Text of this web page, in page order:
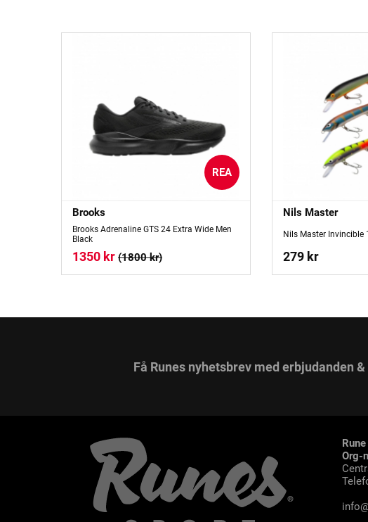
REA
Brooks
Brooks Adrenaline GTS 24 Extra Wide Men
Black
1350 kr (1800 kr)
Nils Master
Nils Master Invincible
279 kr
Få Runes nyhetsbrev med erbjudanden
Org-